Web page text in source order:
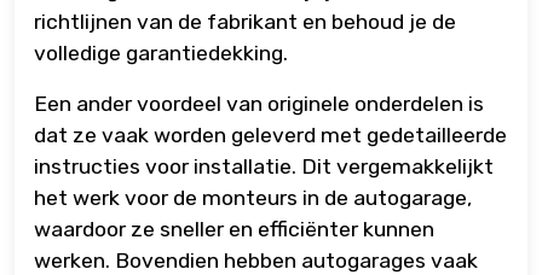
richtlijnen van de fabrikant en behoud je de
volledige garantiedekking.
Een ander voordeel van originele onderdelen is
dat ze vaak worden geleverd met gedetailleerde
instructies voor installatie. Dit vergemakkelijkt
het werk voor de monteurs in de autogarage,
waardoor ze sneller en efficiënter kunnen
werken. Bovendien hebben autogarages vaak